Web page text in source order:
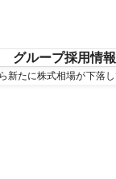
グループ採用情報
たに株式相場が下落